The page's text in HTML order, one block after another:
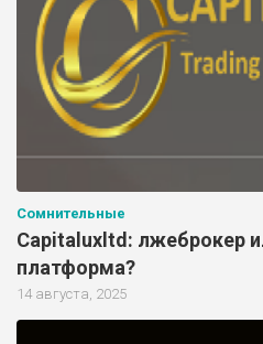
Сомнительные
Capitaluxltd: лжеброкер
платформа?
14 августа, 2025